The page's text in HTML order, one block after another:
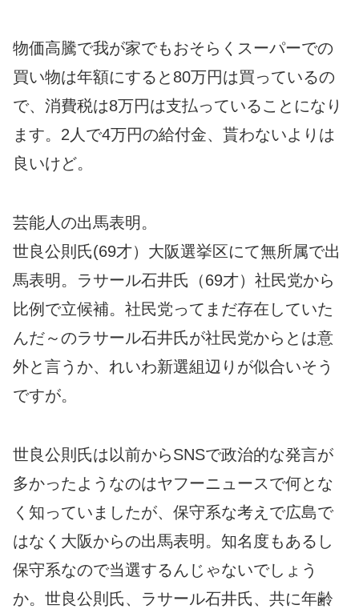
物価高騰で我が家でもおそらくスーパーでの
買い物は年額にすると80万円は買っているの
で、消費税は8万円は支払っていることになり
ます。2人で4万円の給付金、貰わないよりは
良いけど。
芸能人の出馬表明。
世良公則氏(69才）大阪選挙区にて無所属で出
馬表明。ラサール石井氏（69才）社民党から
比例で立候補。社民党ってまだ存在していた
んだ～のラサール石井氏が社民党からとは意
外と言うか、れいわ新選組辺りが似合いそう
ですが。
世良公則氏は以前からSNSで政治的な発言が
多かったようなのはヤフーニュースで何とな
く知っていましたが、保守系な考えで広島で
はなく大阪からの出馬表明。知名度もあるし
保守系なので当選するんじゃないでしょう
か。世良公則氏、ラサール石井氏、共に年齢